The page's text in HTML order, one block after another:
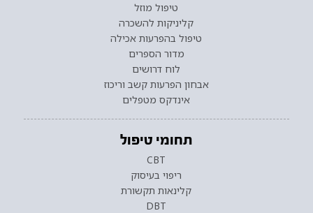
טיפול מוזל
קליניקות להשכרה
טיפול בהפרעות אכילה
מדור הספרים
לוח דרושים
אבחון הפרעות קשב וריכוז
אינדקס מטפלים
תחומי טיפול
CBT
ריפוי בעיסוק
קלינאות תקשורת
DBT